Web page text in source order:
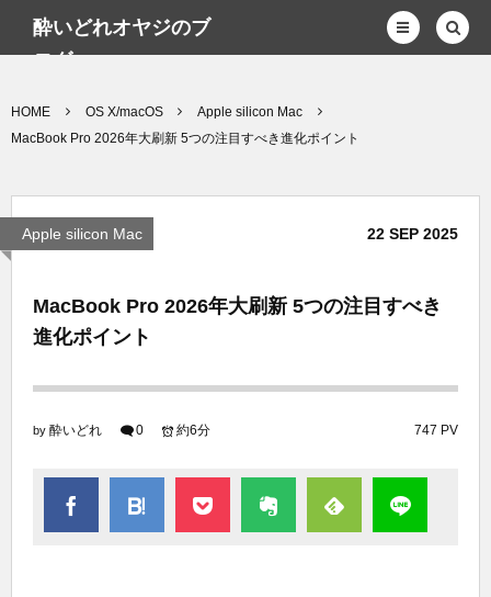
酔いどれオヤジのブ
ログwp
HOME OS X/macOS
Apple silicon Mac
MacBook Pro 2026年大刷新 5つの注目すべき進化ポイント
Apple silicon Mac 22 SEP 2025
MacBook Pro 2026年大刷新 5つの注目すべき
進化ポイント
by 酔いどれ 0 747 PV
約6分